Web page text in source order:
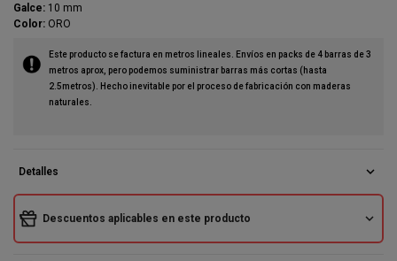
Galce: 10 mm
Color: ORO
Este producto se factura en metros lineales. Envíos en packs de 4 barras de 3
metros aprox, pero podemos suministrar barras más cortas (hasta
2.5metros). Hecho inevitable por el proceso de fabricación con maderas
naturales.
Detalles expand_more
Descuentos aplicables en este producto expand_more